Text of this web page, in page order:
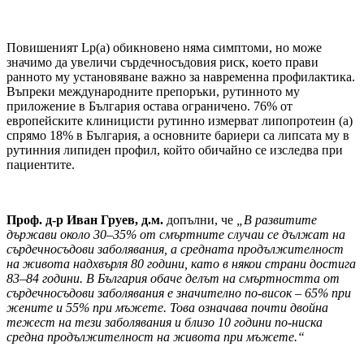
Повишеният Lp(a) обикновено няма симптоми, но може
значимо да увеличи сърдечносъдовия риск, което прави
ранното му установяване важно за навременна профилактика.
Въпреки международните препоръки, рутинното му
приложение в България остава ограничено. 76% от
европейските клиницисти рутинно измерват липопротеин (a)
спрямо 18% в България, а основните бариери са липсата му в
рутинния липиден профил, който обичайно се изследва при
пациентите.
Проф. д-р Иван Груев, д.м. допълни, че
„В развитите
държави около 30–35% от смъртните случаи се дължат на
сърдечносъдови заболявания, а средната продължителност
на живота надхвърля 80 години, като в някои страни достига
83–84 години. В България обаче делът на смъртността от
сърдечносъдови заболявания е значително по-висок – 65% при
жените и 55% при мъжете. Това означава почти двойна
тежест на тези заболявания и близо 10 години по-ниска
средна продължителност на живота при мъжете.“